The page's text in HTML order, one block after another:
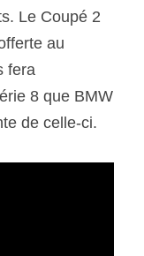
Le Coupé 2
au
fera
8 que BMW
de celle-ci.